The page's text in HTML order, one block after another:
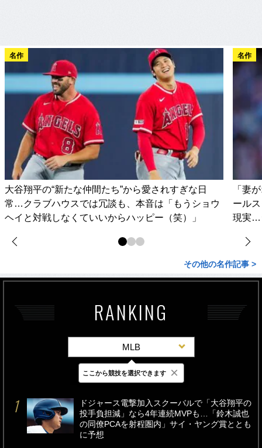
名作
大谷翔平の“新たな仲間たち”から愛されすぎな日
常…クラブハウスでは冗談も、本音は「もうショウ
ヘイと対戦しなくていいからハッピー（笑）」
名作
「妻
ール
現実…
その他の名作記事 >
RANKING
MLB
最新 24時間 週間
ドジャース電撃加入スクーバルで「大谷翔平の
投手負担減」なら4年連続MVPも…「鈴木誠也
の同僚PCAを射程圏内」サイ・ヤング賞ととも
に予想
ここから競技を選択できます ×